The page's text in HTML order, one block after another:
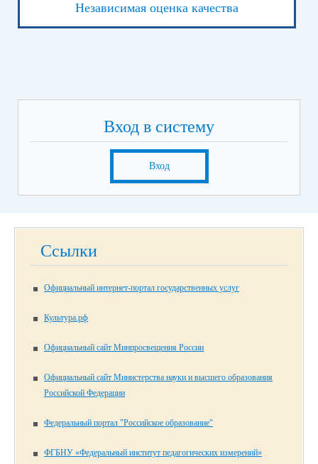
Независимая оценка качества
Вход в систему
Вход
Ссылки
Официальный интернет-портал государственных услуг
Культура.рф
Официальный сайт Минпросвещения России
Официальный сайт Министерства науки и высшего образования
Российской Федерации
Федеральный портал "Российское образование"
ФГБНУ «Федеральный институт педагогических измерений»